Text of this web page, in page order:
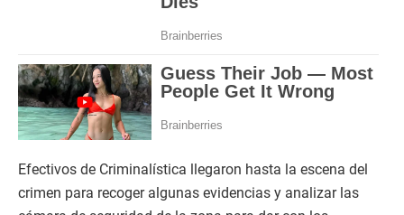
Efectivos de Criminalística llegaron hasta la escena del
crimen para recoger algunas evidencias y analizar las